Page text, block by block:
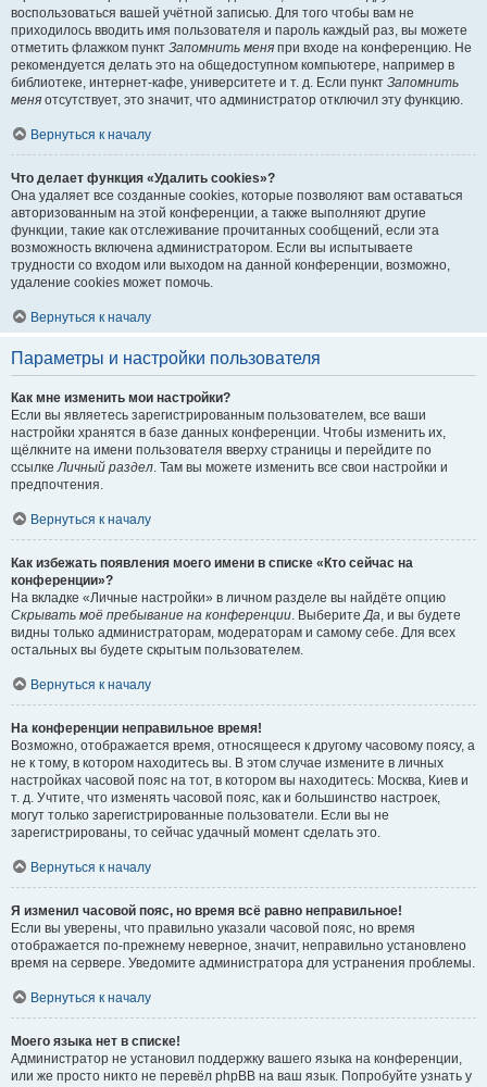
воспользоваться вашей учётной записью. Для того чтобы вам не
приходилось вводить имя пользователя и пароль каждый раз, вы можете
отметить флажком пункт Запомнить меня при входе на конференцию. Не
рекомендуется делать это на общедоступном компьютере, например в
библиотеке, интернет-кафе, университете и т. д. Если пункт Запомнить
меня отсутствует, это значит, что администратор отключил эту функцию.
Вернуться к началу
Что делает функция «Удалить cookies»?
Она удаляет все созданные cookies, которые позволяют вам оставаться
авторизованным на этой конференции, а также выполняют другие
функции, такие как отслеживание прочитанных сообщений, если эта
возможность включена администратором. Если вы испытываете
трудности со входом или выходом на данной конференции, возможно,
удаление cookies может помочь.
Вернуться к началу
Параметры и настройки пользователя
Как мне изменить мои настройки?
Если вы являетесь зарегистрированным пользователем, все ваши
настройки хранятся в базе данных конференции. Чтобы изменить их,
щёлкните на имени пользователя вверху страницы и перейдите по
ссылкеЛичный раздел. Там вы можете изменить все свои настройки и
предпочтения.
Вернуться к началу
Как избежать появления моего имени в списке «Кто сейчас на
конференции»?
На вкладке «Личные настройки» в личном разделе вы найдёте опцию
Скрывать моё пребывание на конференции. ВыберитеДа, и вы будете
видны только администраторам, модераторам и самому себе. Для всех
остальных вы будете скрытым пользователем.
Вернуться к началу
На конференции неправильное время!
Возможно, отображается время, относящееся к другому часовому поясу, а
не к тому, в котором находитесь вы. В этом случае измените в личных
настройках часовой пояс на тот, в котором вы находитесь: Москва, Киев и
т. д. Учтите, что изменять часовой пояс, как и большинство настроек,
могут только зарегистрированные пользователи. Если вы не
зарегистрированы, то сейчас удачный момент сделать это.
Вернуться к началу
Я изменил часовой пояс, но время всё равно неправильное!
Если вы уверены, что правильно указали часовой пояс, но время
отображается по-прежнему неверное, значит, неправильно установлено
время на сервере. Уведомите администратора для устранения проблемы.
Вернуться к началу
Моего языка нет в списке!
Администратор не установил поддержку вашего языка на конференции,
или же просто никто не перевёл phpBB на ваш язык. Попробуйте узнать у